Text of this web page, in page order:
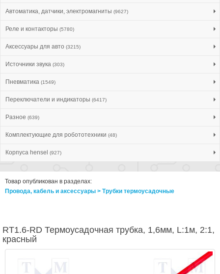
Автоматика, датчики, электромагниты (9627)
Реле и контакторы (5780)
Аксессуары для авто (3215)
Источники звука (303)
Пневматика (1549)
Переключатели и индикаторы (6417)
Разное (639)
Комплектующие для робототехники (48)
Корпуса hensel (927)
Товар опубликован в разделах:
Провода, кабель и аксессуары > Трубки термоусадочные
RT1.6-RD Термоусадочная трубка, 1,6мм, L:1м, 2:1,
красный